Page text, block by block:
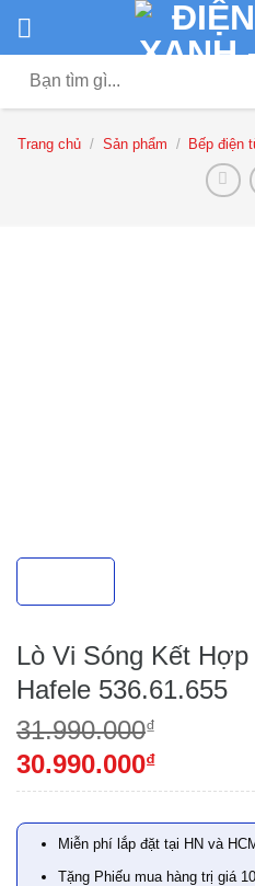
đến
nội
dung
Tìm
Trang chủ / Sản phẩm / Bếp điện
Lò Vi Sóng Kết
Hafele 536.61.655
31.990.000₫
30.990.000₫
Miễn phí lắp đặt tại HN và
Tặng Phiếu mua hàng trị giá